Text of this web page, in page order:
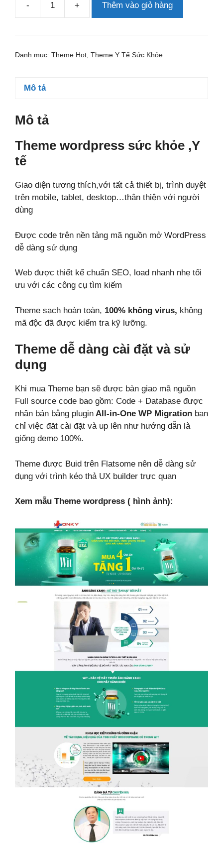
-
Theme
sức
,Y
+ Thêm vào giỏ hàng
Danh mục: Theme Hot Theme Y Tế Sức Khỏe
Mô tả
Mô tả
Theme wordpress sức khỏe ,Y
tế
Giao diện tương thích,với tất cả thiết bị, trình duyệt
trên mobile, tablet, desktop…thân thiện với người
dùng
Được code trên nền tảng mã nguồn mở WordPress
dễ dàng sử dụng
Web được thiết kế chuẩn SEO, load nhanh nhẹ tối
ưu với các công cụ tìm kiếm
Theme sạch hoàn toàn, 100% không virus, không
mã độc đã được kiểm tra kỹ lưỡng.
Theme dễ dàng cài đặt và sử
dụng
Khi mua Theme bạn sẽ được bàn giao mã nguồn
Full source code bao gồm: Code + Database được
nhân bản bằng plugin All-in-One WP Migration bạn
chỉ việc đăt cài đặt và up lên như hướng dẫn là
giống demo 100%.
Theme được Buid trên Flatsome nên dễ dàng sử
dụng với trình kéo thả UX builder trực quan
Xem mẫu Theme wordpress ( hình ảnh):